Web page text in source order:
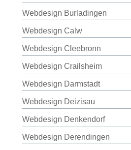
Webdesign Burladingen
Webdesign Calw
Webdesign Cleebronn
Webdesign Crailsheim
Webdesign Darmstadt
Webdesign Deizisau
Webdesign Denkendorf
Webdesign Derendingen